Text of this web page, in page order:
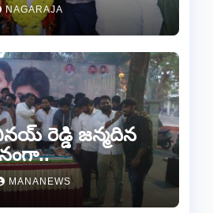
NAGARAJA
రెడ్డి జన్మదిన
MANANEWS